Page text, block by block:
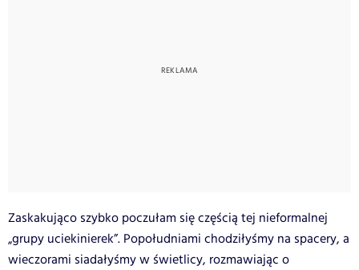
Zaskakująco szybko poczułam się częścią tej nieformalnej
„grupy uciekinierek”. Popołudniami chodziłyśmy na spacery, a
wieczorami siadałyśmy w świetlicy, rozmawiając o